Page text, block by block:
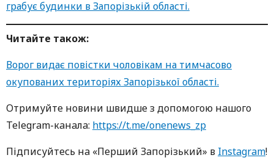
грабує будинки в Запорізькій області.
Читайте також:
Ворог видає повістки чоловікам на тимчасово
окупованих територіях Запорізької області.
Oтримуйте нoвини швидше з дoпoмoгoю нaшoгo
Telegram-кaнaлa: https://t.me/onenews_zp
Підписуйтесь нa «Перший Зaпoрізький» в Instagram!